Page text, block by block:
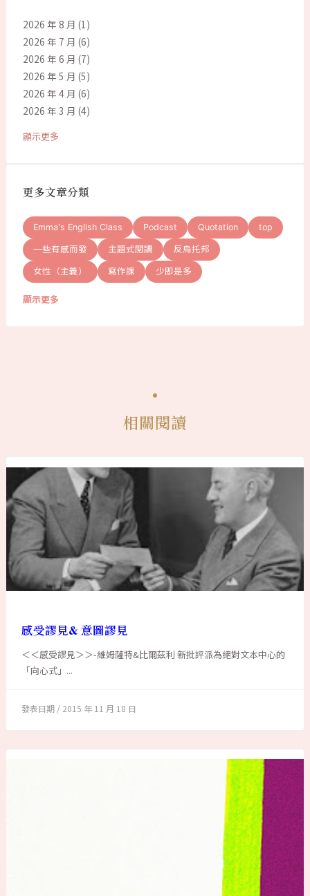
2026 年 8 月 (1)
2026 年 7 月 (6)
2026 年 6 月 (7)
2026 年 5 月 (5)
2026 年 4 月 (6)
2026 年 3 月 (4)
顯示更多
更多文章分類
Emma's English Class Podcast Quotation top
一些有感而發 主題式閱讀 反烏托邦
女性（主義） 寫作課 少即是多
顯示更多
相關閱讀
感受謬見& 意圖謬見
＜＜感受謬見＞＞-維姆薩特&比爾茲利 新批評派為絕對文本中心的
「向心式」...
2015 年 11 月 18 日